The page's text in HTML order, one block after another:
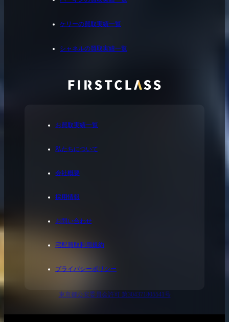
お買取実績一覧
私たちについて
会社概要
採用情報
お問い合わせ
宅配買取利用規約
プライバシーポリシー
東京都公安委員会許可 第304371805541号
ケリーの買取実績一覧
シャネルの買取実績一覧